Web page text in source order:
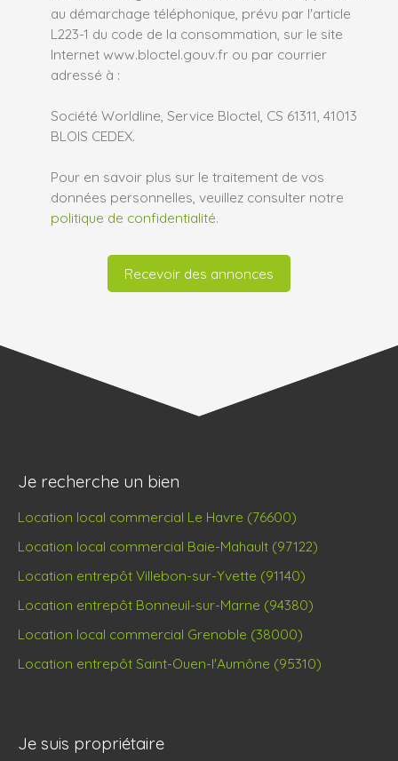
au démarchage téléphonique, prévu par l'article
L223-1 du code de la consommation, sur le site
Internet www.bloctel.gouv.fr ou par courrier
adressé à :
Société Worldline, Service Bloctel, CS 61311, 41013
BLOIS CEDEX.
Pour en savoir plus sur le traitement de vos
données personnelles, veuillez consulter notre
politique de confidentialité.
Recevoir des annonces
Je recherche un bien
Location local commercial Le Havre (76600)
Location local commercial Baie-Mahault (97122)
Location entrepôt Villebon-sur-Yvette (91140)
Location entrepôt Bonneuil-sur-Marne (94380)
Location local commercial Grenoble (38000)
Location entrepôt Saint-Ouen-l'Aumône (95310)
Je suis propriétaire